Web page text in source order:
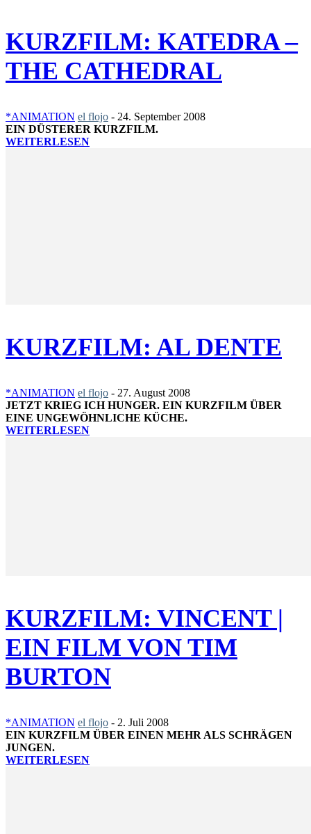
KURZFILM: KATEDRA –
THE CATHEDRAL
*ANIMATION el flojo - 24. September 2008
EIN DÜSTERER KURZFILM.
WEITERLESEN
KURZFILM: AL DENTE
*ANIMATION el flojo - 27. August 2008
JETZT KRIEG ICH HUNGER. EIN KURZFILM ÜBER
EINE UNGEWÖHNLICHE KÜCHE.
WEITERLESEN
KURZFILM: VINCENT |
EIN FILM VON TIM
BURTON
*ANIMATION el flojo - 2. Juli 2008
EIN KURZFILM ÜBER EINEN MEHR ALS SCHRÄGEN
JUNGEN.
WEITERLESEN